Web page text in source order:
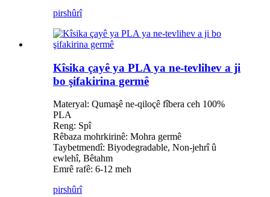
pirshûrî
Kîsika çayê ya PLA ya ne-tevlihev a ji
bo şifakirina germê
Materyal: Qumaşê ne-qiloçê fîbera ceh 100%
PLA
Reng: Spî
Rêbaza mohrkirinê: Mohra germê
Taybetmendî: Biyodegradable, Non-jehrî û
ewlehî, Bêtahm
Emrê rafê: 6-12 meh
pirshûrî